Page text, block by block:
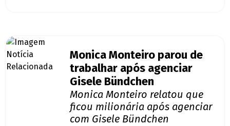
Monica Monteiro parou de
trabalhar após agenciar
Gisele Bündchen
Monica Monteiro relatou que
ficou milionária após agenciar
com Gisele Bündchen